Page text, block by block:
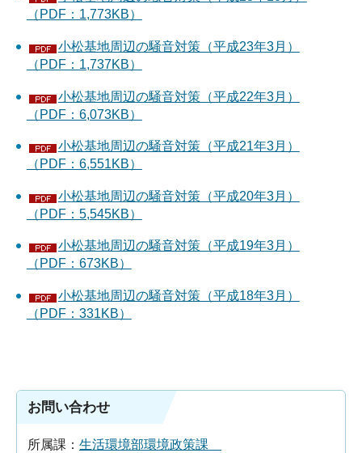
（PDF：1,773KB）
小松基地周辺の騒音対策（平成23年3月）
（PDF：1,737KB）
小松基地周辺の騒音対策（平成22年3月）
（PDF：6,073KB）
小松基地周辺の騒音対策（平成21年3月）
（PDF：6,551KB）
小松基地周辺の騒音対策（平成20年3月）
（PDF：5,545KB）
小松基地周辺の騒音対策（平成19年3月）
（PDF：673KB）
小松基地周辺の騒音対策（平成18年3月）
（PDF：331KB）
お問い合わせ
所属課： 生活環境部環境政策課